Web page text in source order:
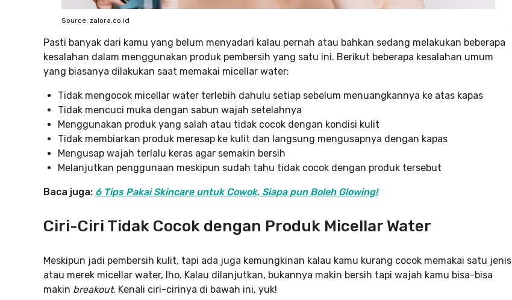
Source: zalora.co.id
Pasti banyak dari kamu yang belum menyadari kalau pernah atau bahkan sedang melakukan beberapa
kesalahan dalam menggunakan produk pembersih yang satu ini. Berikut beberapa kesalahan umum
yang biasanya dilakukan saat memakai micellar water:
Tidak mengocok micellar water terlebih dahulu setiap sebelum menuangkannya ke atas kapas
Tidak mencuci muka dengan sabun wajah setelahnya
Menggunakan produk yang salah atau tidak cocok dengan kondisi kulit
Tidak membiarkan produk meresap ke kulit dan langsung mengusapnya dengan kapas
Mengusap wajah terlalu keras agar semakin bersih
Melanjutkan penggunaan meskipun sudah tahu tidak cocok dengan produk tersebut
Baca juga: 6 Tips Pakai Skincare untuk Cowok, Siapa pun Boleh Glowing!
Ciri-Ciri Tidak Cocok dengan Produk Micellar Water
Meskipun jadi pembersih kulit, tapi ada juga kemungkinan kalau kamu kurang cocok memakai satu jenis
atau merek micellar water, lho. Kalau dilanjutkan, bukannya makin bersih tapi wajah kamu bisa-bisa
makin breakout. Kenali ciri-cirinya di bawah ini, yuk!